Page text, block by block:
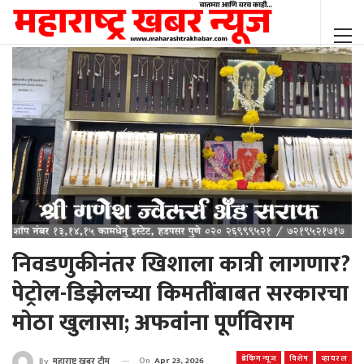
निवडणुकीनंतर खिशाला कात्री लागणार?
पेट्रोल-डिझेलच्या किमतींबाबत सरकारचा
मोठा खुलासा; अफवांना पूर्णविराम
ब्रेकिंग न्यूज विशेष व्हायरल
On Apr 23, 2026